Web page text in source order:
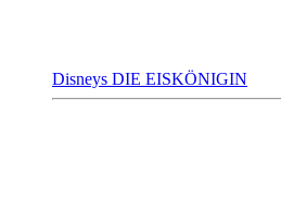
Disneys DIE EISKÖNIGIN